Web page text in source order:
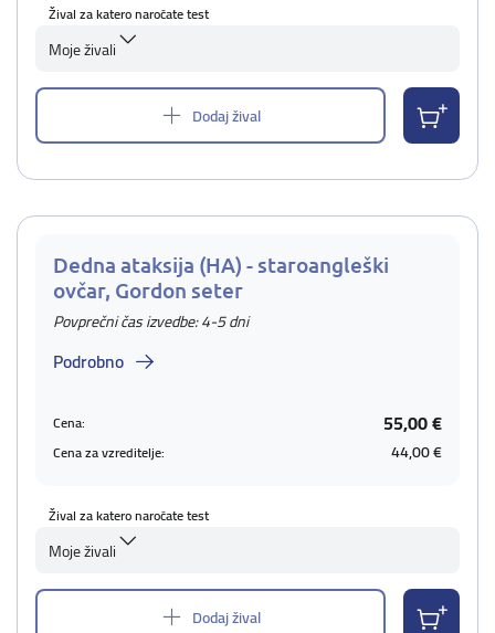
Žival za katero naročate test
Moje živali
Dodaj žival
Dedna ataksija (HA) - staroangleški
ovčar, Gordon seter
Povprečni čas izvedbe: 4-5 dni
Podrobno
Cena: 55,00 €
Cena za vzreditelje: 44,00 €
Žival za katero naročate test
Moje živali
Dodaj žival